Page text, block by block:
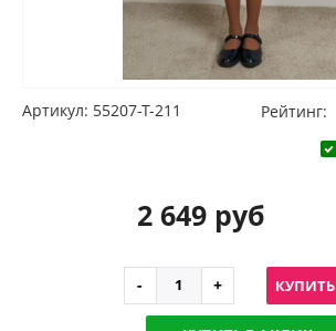
Артикул: 55207-Т-211
Рейтинг:
2 649 руб
КУПИТЬ